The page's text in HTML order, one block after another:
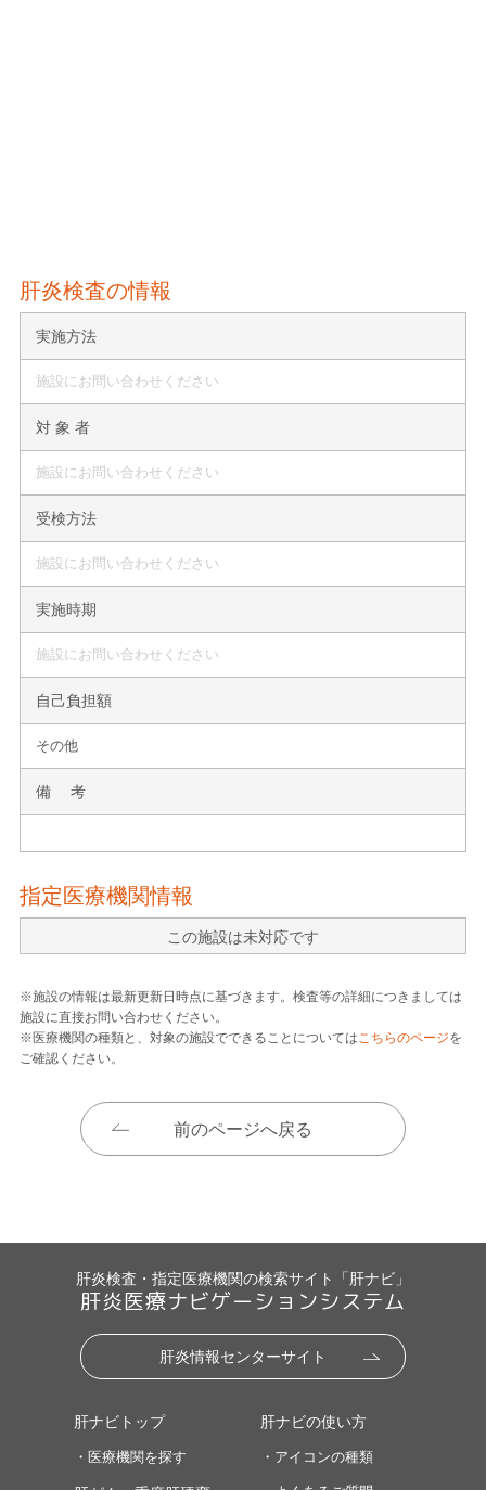
肝炎検査の情報
実施方法
施設にお問い合わせください
対 象 者
施設にお問い合わせください
受検方法
施設にお問い合わせください
実施時期
施設にお問い合わせください
自己負担額
その他
備 考
指定医療機関情報
この施設は未対応です
※施設の情報は最新更新日時点に基づきます。検査等の詳細につきましては
施設に直接お問い合わせください。
※医療機関の種類と、対象の施設でできることについてはこちらのページを
ご確認ください。
前のページへ戻る
肝炎検査・指定医療機関の検索サイト「肝ナビ」
肝炎医療ナビゲーションシステム
肝炎情報センターサイト
肝ナビトップ
・医療機関を探す
肝ナビの使い方
・アイコンの種類